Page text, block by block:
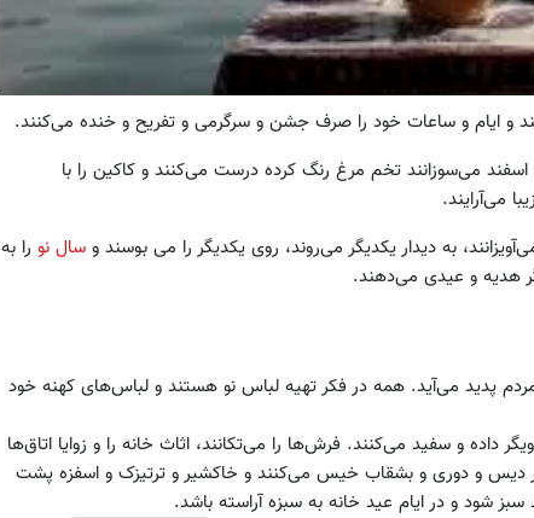
و ایام و ساعات خود را صرف جشن و سرگرمی و تفریح و خنده می‌کنند.
می‌سوزانند تخم مرغ رنگ کرده درست می‌کنند و کاکین را با
می‌آرایند.
به دیدار یکدیگر می‌روند، روی یکدیگر را می بوسند و سال نو را به
هدیه و عیدی می‌دهند.
پدید می‌آید. همه در فکر تهیه لباس نو هستند و لباس‌های کهنه خود
داده و سفید می‌کنند. فرش‌ها را می‌تکانند، اثاث خانه را و زوایا اتاق‌ها
دیس و دوری و بشقاب خیس می‌کنند و خاکشیر و ترتیزک و اسفزه پشت
شود و در ایام عید خانه به سبزه آراسته باشد.